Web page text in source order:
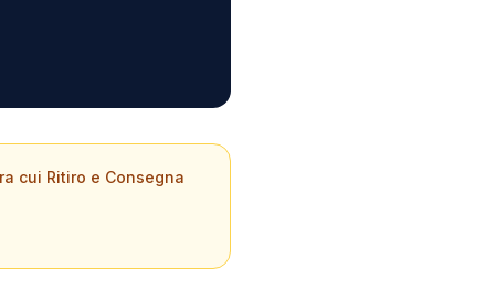
cui Ritiro e Consegna